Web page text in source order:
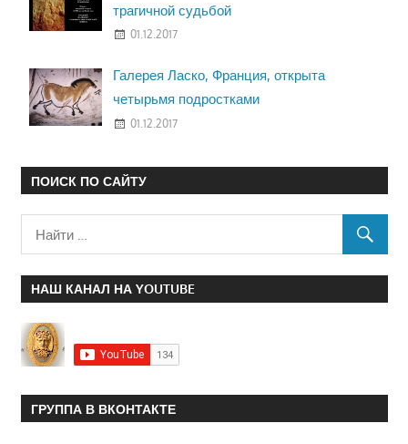
трагичной судьбой
01.12.2017
Галерея Ласко, Франция, открыта
четырьмя подростками
01.12.2017
ПОИСК ПО САЙТУ
НАШ КАНАЛ НА YOUTUBE
ГРУППА В ВКОНТАКТЕ